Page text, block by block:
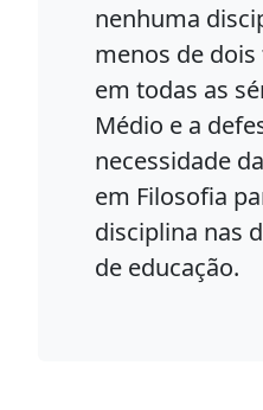
nenhuma
menos de
em todas as
Médio e a
necessidade
em Filosofia
disciplina nas
de educação.